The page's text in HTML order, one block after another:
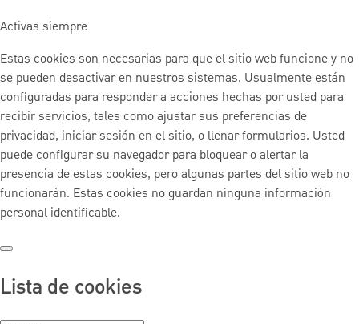
Activas siempre
Estas cookies son necesarias para que el sitio web funcione y no
se pueden desactivar en nuestros sistemas. Usualmente están
configuradas para responder a acciones hechas por usted para
recibir servicios, tales como ajustar sus preferencias de
privacidad, iniciar sesión en el sitio, o llenar formularios. Usted
puede configurar su navegador para bloquear o alertar la
presencia de estas cookies, pero algunas partes del sitio web no
funcionarán. Estas cookies no guardan ninguna información
personal identificable.
Lista de cookies